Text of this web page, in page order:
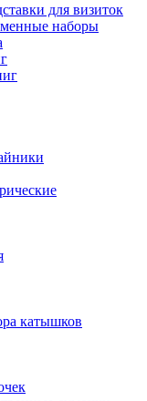
для визиток
наборы
катышков